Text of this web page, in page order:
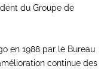
du Groupe de
en 1988 par le Bureau
continue des